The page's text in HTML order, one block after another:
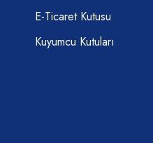
E-Ticaret Kutusu
Kuyumcu Kutuları